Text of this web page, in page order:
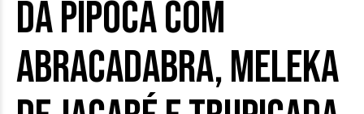
da Pipoca com
Abracadabra, Meleka